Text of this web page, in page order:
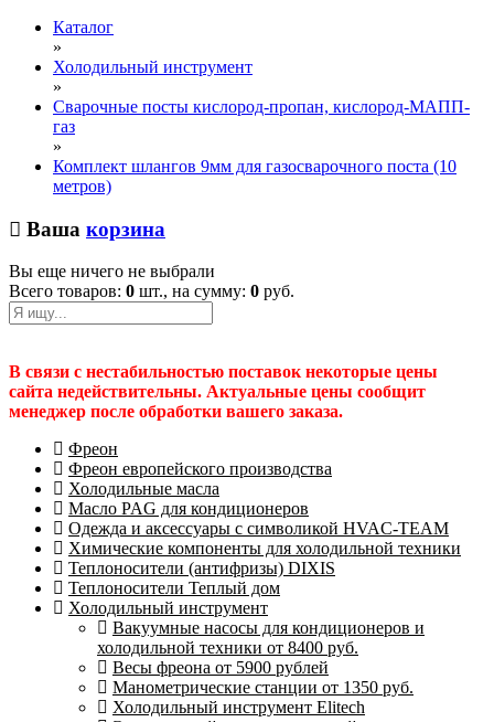
Каталог
»
Холодильный инструмент
»
Сварочные посты кислород-пропан, кислород-МАПП-
газ
»
Комплект шлангов 9мм для газосварочного поста (10
метров)
Ваша корзина
Вы еще ничего не выбрали
Всего товаров: 0 шт., на сумму: 0 руб.
В связи с нестабильностью поставок некоторые цены
сайта недействительны. Актуальные цены сообщит
менеджер после обработки вашего заказа.
Фреон
Фреон европейского производства
Холодильные масла
Масло PAG для кондиционеров
Одежда и аксессуары с символикой HVAC-TEAM
Химические компоненты для холодильной техники
Теплоносители (антифризы) DIXIS
Теплоносители Теплый дом
Холодильный инструмент
Вакуумные насосы для кондиционеров и
холодильной техники от 8400 руб.
Весы фреона от 5900 рублей
Манометрические станции от 1350 руб.
Холодильный инструмент Elitech